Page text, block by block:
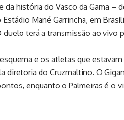
história do Vasco da Gama –
Mané Garrincha, em
terá a transmissão ao vivo
e os atletas que
do Cruzmaltino. O
enquanto o Palmeiras é o